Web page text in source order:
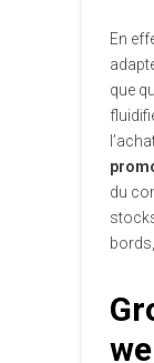
En
que
du